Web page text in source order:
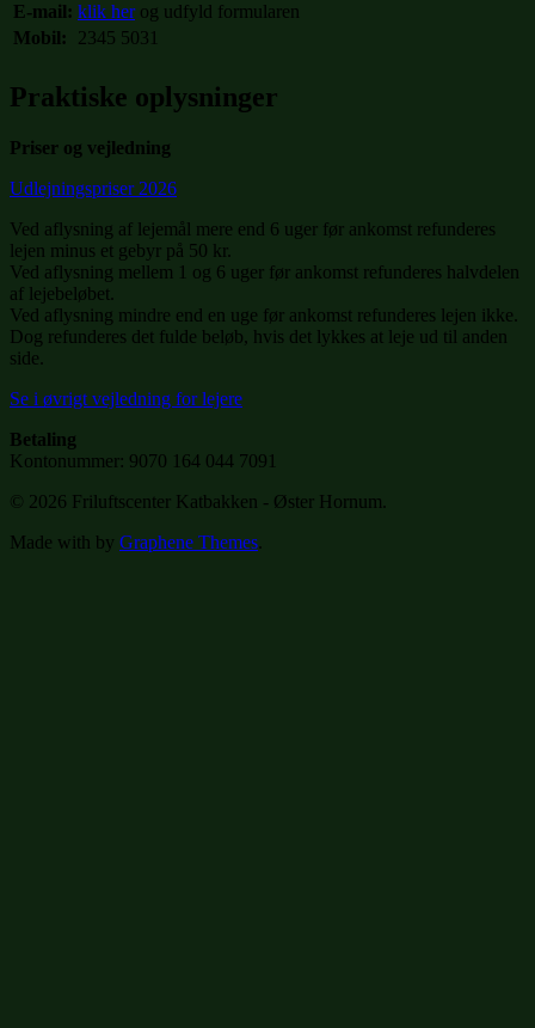
E-mail: klik herog udfyld formularen
Mobil:
2345 5031
Praktiske oplysninger
Priser og vejledning
Udlejningspriser 2026
Ved aflysning af lejemål mere end 6 uger før ankomst refunderes
lejen minus et gebyr på 50 kr.
Ved aflysning mellem 1 og 6 uger før ankomst refunderes halvdelen
af lejebeløbet.
Ved aflysning mindre end en uge før ankomst refunderes lejen ikke.
Dog refunderes det fulde beløb, hvis det lykkes at leje ud til anden
side.
Se i øvrigt vejledning for lejere
Betaling
Kontonummer: 9070 164 044 7091
© 2026 Friluftscenter Katbakken - Øster Hornum.
Made with by Graphene Themes.